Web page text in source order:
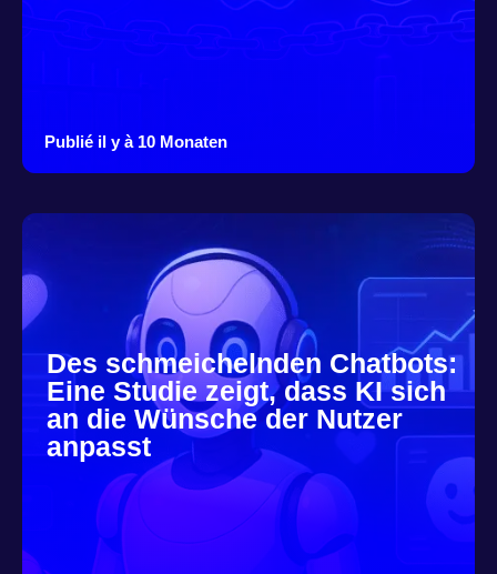
Publié il y à 10 Monaten
Des schmeichelnden Chatbots:
Eine Studie zeigt, dass KI sich
an die Wünsche der Nutzer
anpasst